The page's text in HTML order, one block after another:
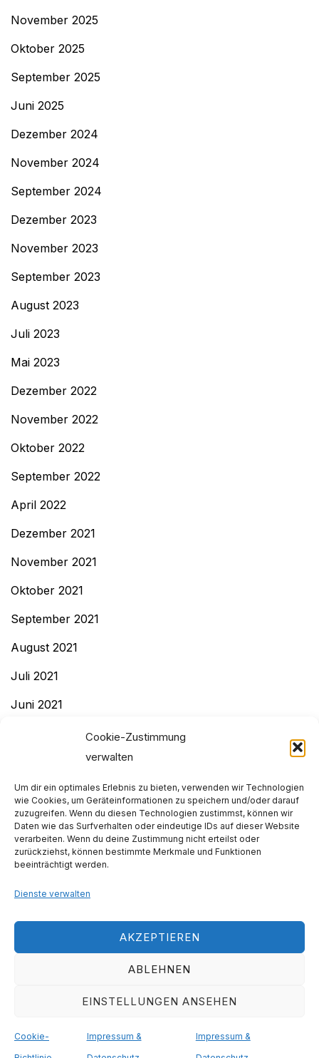
Cookie-Zustimmung
verwalten
Um dir ein optimales Erlebnis zu bieten, verwenden wir Technologien
wie Cookies, um Geräteinformationen zu speichern und/oder darauf
zuzugreifen. Wenn du diesen Technologien zustimmst, können wir
Daten wie das Surfverhalten oder eindeutige IDs auf dieser Website
verarbeiten. Wenn du deine Zustimmung nicht erteilst oder
zurückziehst, können bestimmte Merkmale und Funktionen
beeinträchtigt werden.
Dienste verwalten
AKZEPTIEREN
ABLEHNEN
EINSTELLUNGEN ANSEHEN
Cookie-
Impressum &
Impressum &
November 2025
Oktober 2025
September 2025
Juni 2025
Dezember 2024
November 2024
September 2024
Dezember 2023
November 2023
September 2023
August 2023
Juli 2023
Mai 2023
Dezember 2022
November 2022
Oktober 2022
September 2022
April 2022
Dezember 2021
November 2021
Oktober 2021
September 2021
August 2021
Juli 2021
Juni 2021
Dezember 2020
November 2020
Dezember 2019
Impressum & Datenschutz
POWERED BY THE WORDPRESS THEME